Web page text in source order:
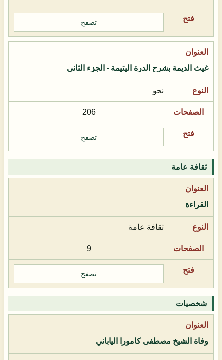
تصفح
غيث الديمة بشرح الدرة اليتيمة - الجزء الثاني
نحو
206
تصفح
ثقافة عامة
القراءة
ثقافة عامة
9
تصفح
شخصيات
وفاة الشيخ مصطفى كامورا الياباني